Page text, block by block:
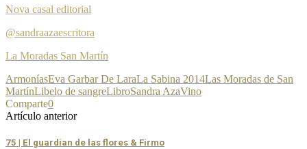
Nova casal editorial
@sandraazaescritora
La Moradas San Martín
ArmoníasEva Garbar De LaraLa Sabina 2014Las Moradas de San
MartínLibelo de sangreLibroSandra AzaVino
Comparte0
Artículo anterior
75 | El guardian de las flores & Firmo